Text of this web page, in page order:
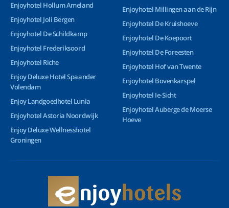
Enjoyhotel Hollum Ameland
Enjoyhotel Joli Bergen
Enjoyhotel De Schildkamp
Enjoyhotel Frederiksoord
Enjoyhotel Riche
Enjoy Deluxe Hotel Spaander
Volendam
Enjoy Landgoedhotel Lunia
Enjoyhotel Astoria Noordwijk
Enjoy Deluxe Wellnesshotel
Groningen
Enjoyhotel Millingen aan de Rijn
Enjoyhotel De Kruishoeve
Enjoyhotel De Koepoort
Enjoyhotel De Foreesten
Enjoyhotel Hof van Twente
Enjoyhotel Bovenkarspel
Enjoyhotel Ie-Sicht
Enjoyhotel Auberge de Moerse
Hoeve